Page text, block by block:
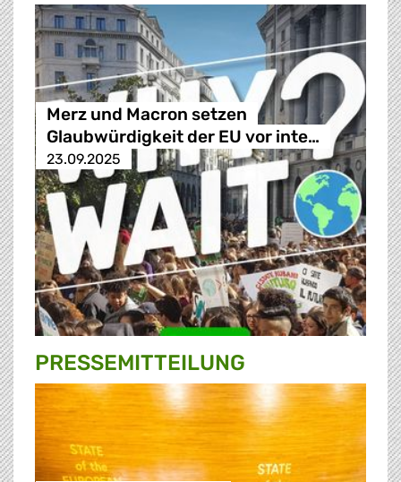
Merz und Macron setzen
Glaubwürdigkeit der EU vor inte…
23.09.2025
PRESSE­MITTEILUNG